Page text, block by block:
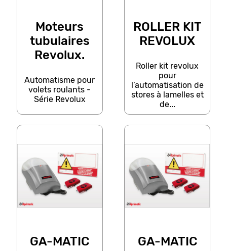
Moteurs
tubulaires
Revolux.
Automatisme pour
volets roulants -
Série Revolux
ROLLER KIT
REVOLUX
Roller kit revolux
pour
l’automatisation de
stores à lamelles et
de...
GA-MATIC
GA-MATIC